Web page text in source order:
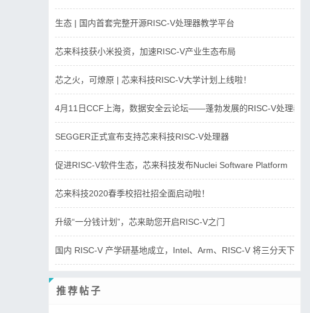
生态 | 国内首套完整开源RISC-V处理器教学平台
芯来科技获小米投资，加速RISC-V产业生态布局
芯之火，可燎原 | 芯来科技RISC-V大学计划上线啦！
4月11日CCF上海，数据安全云论坛——蓬勃发展的RISC-V处理器
SEGGER正式宣布支持芯来科技RISC-V处理器
促进RISC-V软件生态，芯来科技发布Nuclei Software Platform
芯来科技2020春季校招社招全面启动啦！
升级“一分钱计划”，芯来助您开启RISC-V之门
国内 RISC-V 产学研基地成立，Intel、Arm、RISC-V 将三分天下？
推荐帖子